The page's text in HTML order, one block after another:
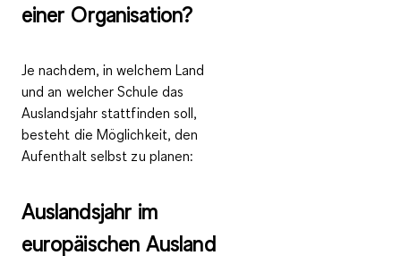
einer Organisation?
Je nachdem, in welchem Land
und an welcher Schule das
Auslandsjahr stattfinden soll,
besteht die Möglichkeit, den
Aufenthalt selbst zu planen:
Auslandsjahr im
europäischen Ausland